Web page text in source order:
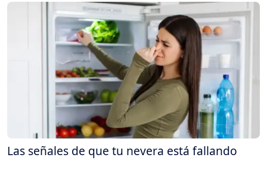
Las señales de que tu nevera está fallando